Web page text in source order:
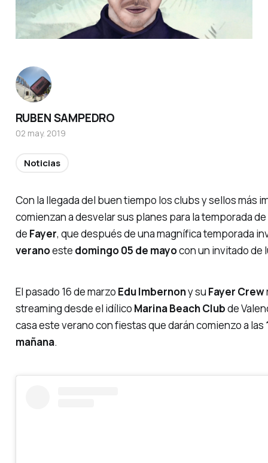
Con la llegada del buen tiempo losclubsy sellos más
comienzan a desvelar sus planes para la temporada
de Fayer, que después de una magnífica temporada
veranoeste domingo 05 de mayocon un invitado de
El pasado 16 de marzo Edu Imbernony su Fayer Crew
streamingdesde el idílico Marina Beach Clubde
casa este verano con fiestas que darán comienzo a las
mañana.
RUBEN SAMPEDRO
02 may. 2019
Noticias